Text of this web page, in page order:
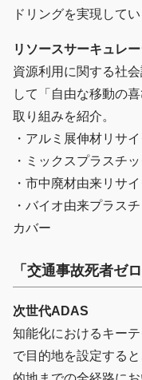
ドリングを実現してい
リソースサーキュレ
資源利用に関する社
して「自由な移動の
取り組みを紹介。
・アルミ展伸材リサ
・ミックスプラスチ
・市中廃材由来リサ
・バイオ由来プラス
カバー
「交通事故死者ゼ
次世代ADAS
知能化におけるキー
で目的地を設定する